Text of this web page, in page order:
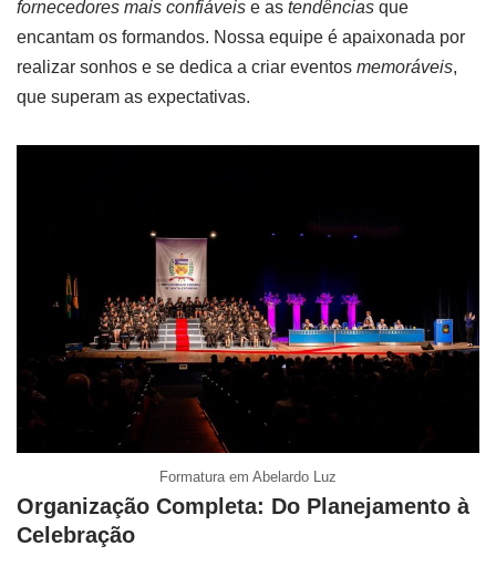
fornecedores mais confiáveis e as tendências que
encantam os formandos. Nossa equipe é apaixonada por
realizar sonhos e se dedica a criar eventos memoráveis,
que superam as expectativas.
Formatura em Abelardo Luz
Organização Completa: Do Planejamento à
Celebração